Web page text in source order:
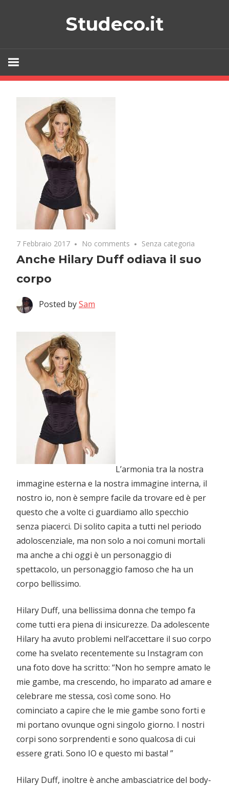
Studeco.it
7 Febbraio 2017 No comments Senza categoria
Anche Hilary Duff odiava il suo
corpo
Posted bySam
L’armonia tra la nostra
immagine esterna e la nostra immagine interna, il
nostro io, non è sempre facile da trovare ed è per
questo che a volte ci guardiamo allo specchio
senza piacerci. Di solito capita a tutti nel periodo
adoloscenziale, ma non solo a noi comuni mortali
ma anche a chi oggi è un personaggio di
spettacolo, un personaggio famoso che ha un
corpo bellissimo.
Hilary Duff, una bellissima donna che tempo fa
come tutti era piena di insicurezze. Da adolescente
Hilary ha avuto problemi nell’accettare il suo corpo
come ha svelato recentemente su Instagram con
una foto dove ha scritto: “Non ho sempre amato le
mie gambe, ma crescendo, ho imparato ad amare e
celebrare me stessa, così come sono. Ho
cominciato a capire che le mie gambe sono forti e
mi portano ovunque ogni singolo giorno. I nostri
corpi sono sorprendenti e sono qualcosa di cui
essere grati. Sono IO e questo mi basta! ”
Hilary Duff, inoltre è anche ambasciatrice del body-